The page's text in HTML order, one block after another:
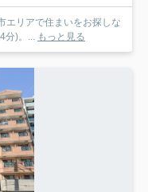
エリアで住まいをお探しな
分)。... もっと見る